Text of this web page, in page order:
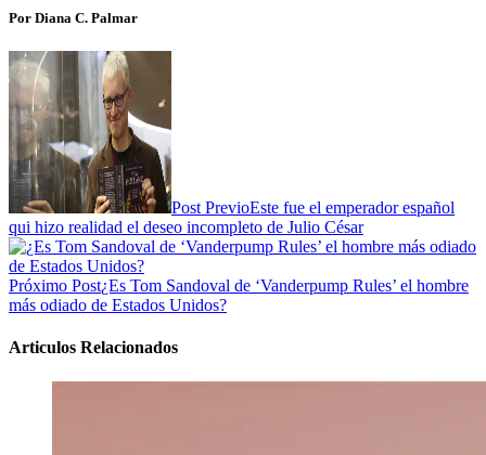
Por Diana C. Palmar
Post PrevioEste fue el emperador español
qui hizo realidad el deseo incompleto de Julio César
Próximo Post¿Es Tom Sandoval de ‘Vanderpump Rules’ el hombre
más odiado de Estados Unidos?
Articulos Relacionados